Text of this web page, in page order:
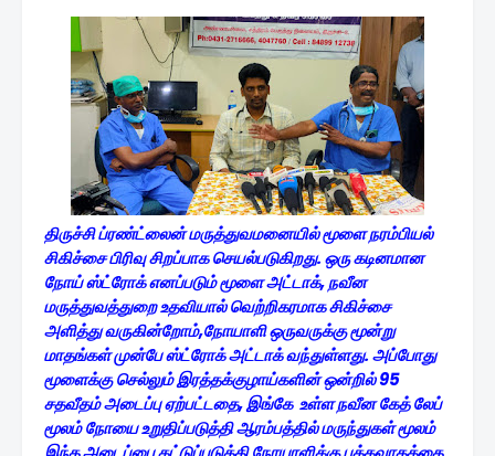
திருச்சி ப்ரண்ட்லைன் மருத்துவமனையில் மூளை நரம்பியல்
சிகிச்சை பிரிவு சிறப்பாக செயல்படுகிறது. ஒரு கடினமான
நோய் ஸ்ட்ரோக் எனப்படும் மூளை அட்டாக், நவீன
மருத்துவத்துறை உதவியால் வெற்றிகரமாக சிகிச்சை
அளித்து வருகின்றோம்,நோயாளி ஒருவருக்கு மூன்று
மாதங்கள் முன்பே ஸ்ட்ரோக் அட்டாக் வந்துள்ளது. அப்போது
மூளைக்கு செல்லும் இரத்தக்குழாய்களின் ஒன்றில் 95
சதவீதம் அடைப்பு ஏற்பட்டதை, இங்கே உள்ள நவீன கேத் லேப்
மூலம் நோயை உறுதிப்படுத்தி ஆரம்பத்தில் மருந்துகள் மூலம்